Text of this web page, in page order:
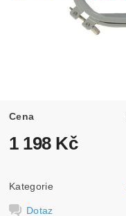
Cena
1 198 Kč
Kategorie
Dotaz